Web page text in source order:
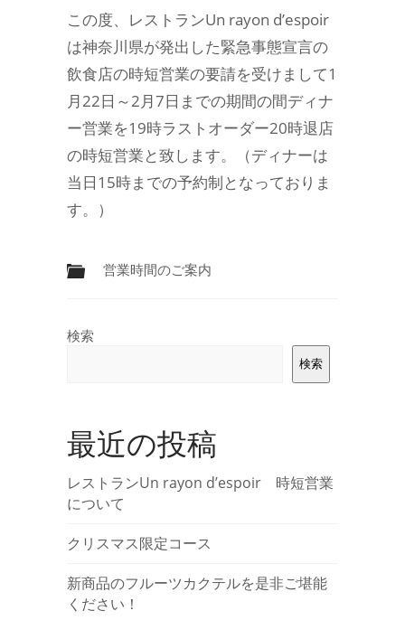
この度、レストランUn rayon d’espoir
は神奈川県が発出した緊急事態宣言の
飲食店の時短営業の要請を受けまして1
月22日～2月7日までの期間の間ディナ
ー営業を19時ラストオーダー20時退店
の時短営業と致します。（ディナーは
当日15時までの予約制となっておりま
す。）
営業時間のご案内
検索
検索
最近の投稿
レストランUn rayon d’espoir 時短営業
について
クリスマス限定コース
新商品のフルーツカクテルを是非ご堪能
ください！